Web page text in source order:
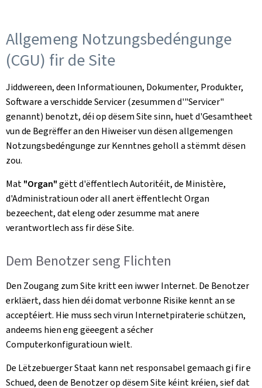
Allgemeng Notzungsbedéngunge
(CGU) fir de Site
Jiddwereen, deen Informatiounen, Dokumenter, Produkter,
Software a verschidde Servicer (zesummen d'"Servicer"
genannt) benotzt, déi op dësem Site sinn, huet d'Gesamtheet
vun de Begrëffer an den Hiweiser vun dësen allgemengen
Notzungsbedéngunge zur Kenntnes geholl a stëmmt dësen
zou.
Mat"Organ"gëtt d'ëffentlech Autoritéit, de Ministère,
d'Administratioun oder all anert ëffentlecht Organ
bezeechent, dat eleng oder zesumme mat anere
verantwortlech ass fir dëse Site.
Dem Benotzer seng Flichten
Den Zougang zum Site kritt een iwwer Internet. De Benotzer
erkläert, dass hien déi domat verbonne Risike kennt an se
acceptéiert. Hie muss sech virun Internetpiraterie schützen,
andeems hien eng gëeegent a sécher
Computerkonfiguratioun wielt.
De Lëtzebuerger Staat kann net responsabel gemaach gi fir e
Schued, deen de Benotzer op dësem Site kéint kréien, sief dat